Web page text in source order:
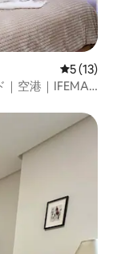
レビュー
5 (13)
｜空港｜IFEMA